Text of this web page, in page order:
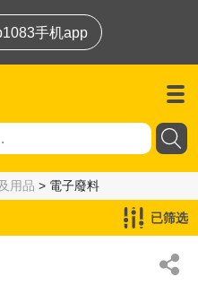
手机app
用品 > 電子廢料
已筛选